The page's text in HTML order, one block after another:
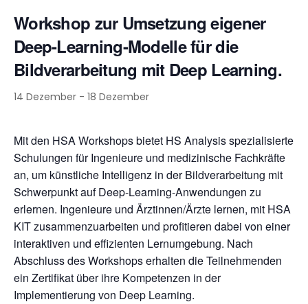
Workshop zur Umsetzung eigener
Deep-Learning-Modelle für die
Bildverarbeitung mit Deep Learning.
14 Dezember - 18 Dezember
Mit den HSA Workshops bietet HS Analysis spezialisierte
Schulungen für Ingenieure und medizinische Fachkräfte
an, um künstliche Intelligenz in der Bildverarbeitung mit
Schwerpunkt auf Deep-Learning-Anwendungen zu
erlernen. Ingenieure und Ärztinnen/Ärzte lernen, mit HSA
KIT zusammenzuarbeiten und profitieren dabei von einer
interaktiven und effizienten Lernumgebung. Nach
Abschluss des Workshops erhalten die Teilnehmenden
ein Zertifikat über ihre Kompetenzen in der
Implementierung von Deep Learning.